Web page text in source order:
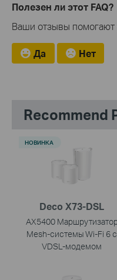
Полезен ли этот FAQ?
Ваши отзывы помогают
Да Нет
Recommend
Deco X73-DSL
AX5400
Mesh-системы Wi-Fi 6 с
VDSL-модемом
НОВИНКА